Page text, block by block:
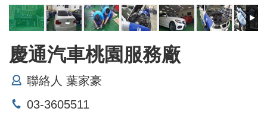
慶通汽車桃園服務廠
聯絡人 葉家豪
03-3605511